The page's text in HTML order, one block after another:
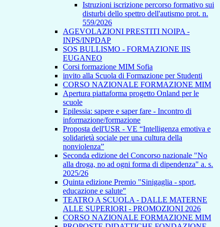
Istruzioni iscrizione percorso formativo sui
disturbi dello spettro dell'autismo prot. n.
559/2026
AGEVOLAZIONI PRESTITI NOIPA -
INPS/INPDAP
SOS BULLISMO - FORMAZIONE IIS
EUGANEO
Corsi formazione MIM Sofia
invito alla Scuola di Formazione per Studenti
CORSO NAZIONALE FORMAZIONE MIM
Apertura piattaforma progetto Onland per le
scuole
Epilessia: sapere e saper fare - Incontro di
informazione/formazione
Proposta dell'USR - VE “Intelligenza emotiva e
solidarietà sociale per una cultura della
nonviolenza”
Seconda edizione del Concorso nazionale "No
alla droga, no ad ogni forma di dipendenza" a. s.
2025/26
Quinta edizione Premio "Sinigaglia - sport,
educazione e salute"
TEATRO A SCUOLA - DALLE MATERNE
ALLE SUPERIORI - PROMOZIONI 2026
CORSO NAZIONALE FORMAZIONE MIM